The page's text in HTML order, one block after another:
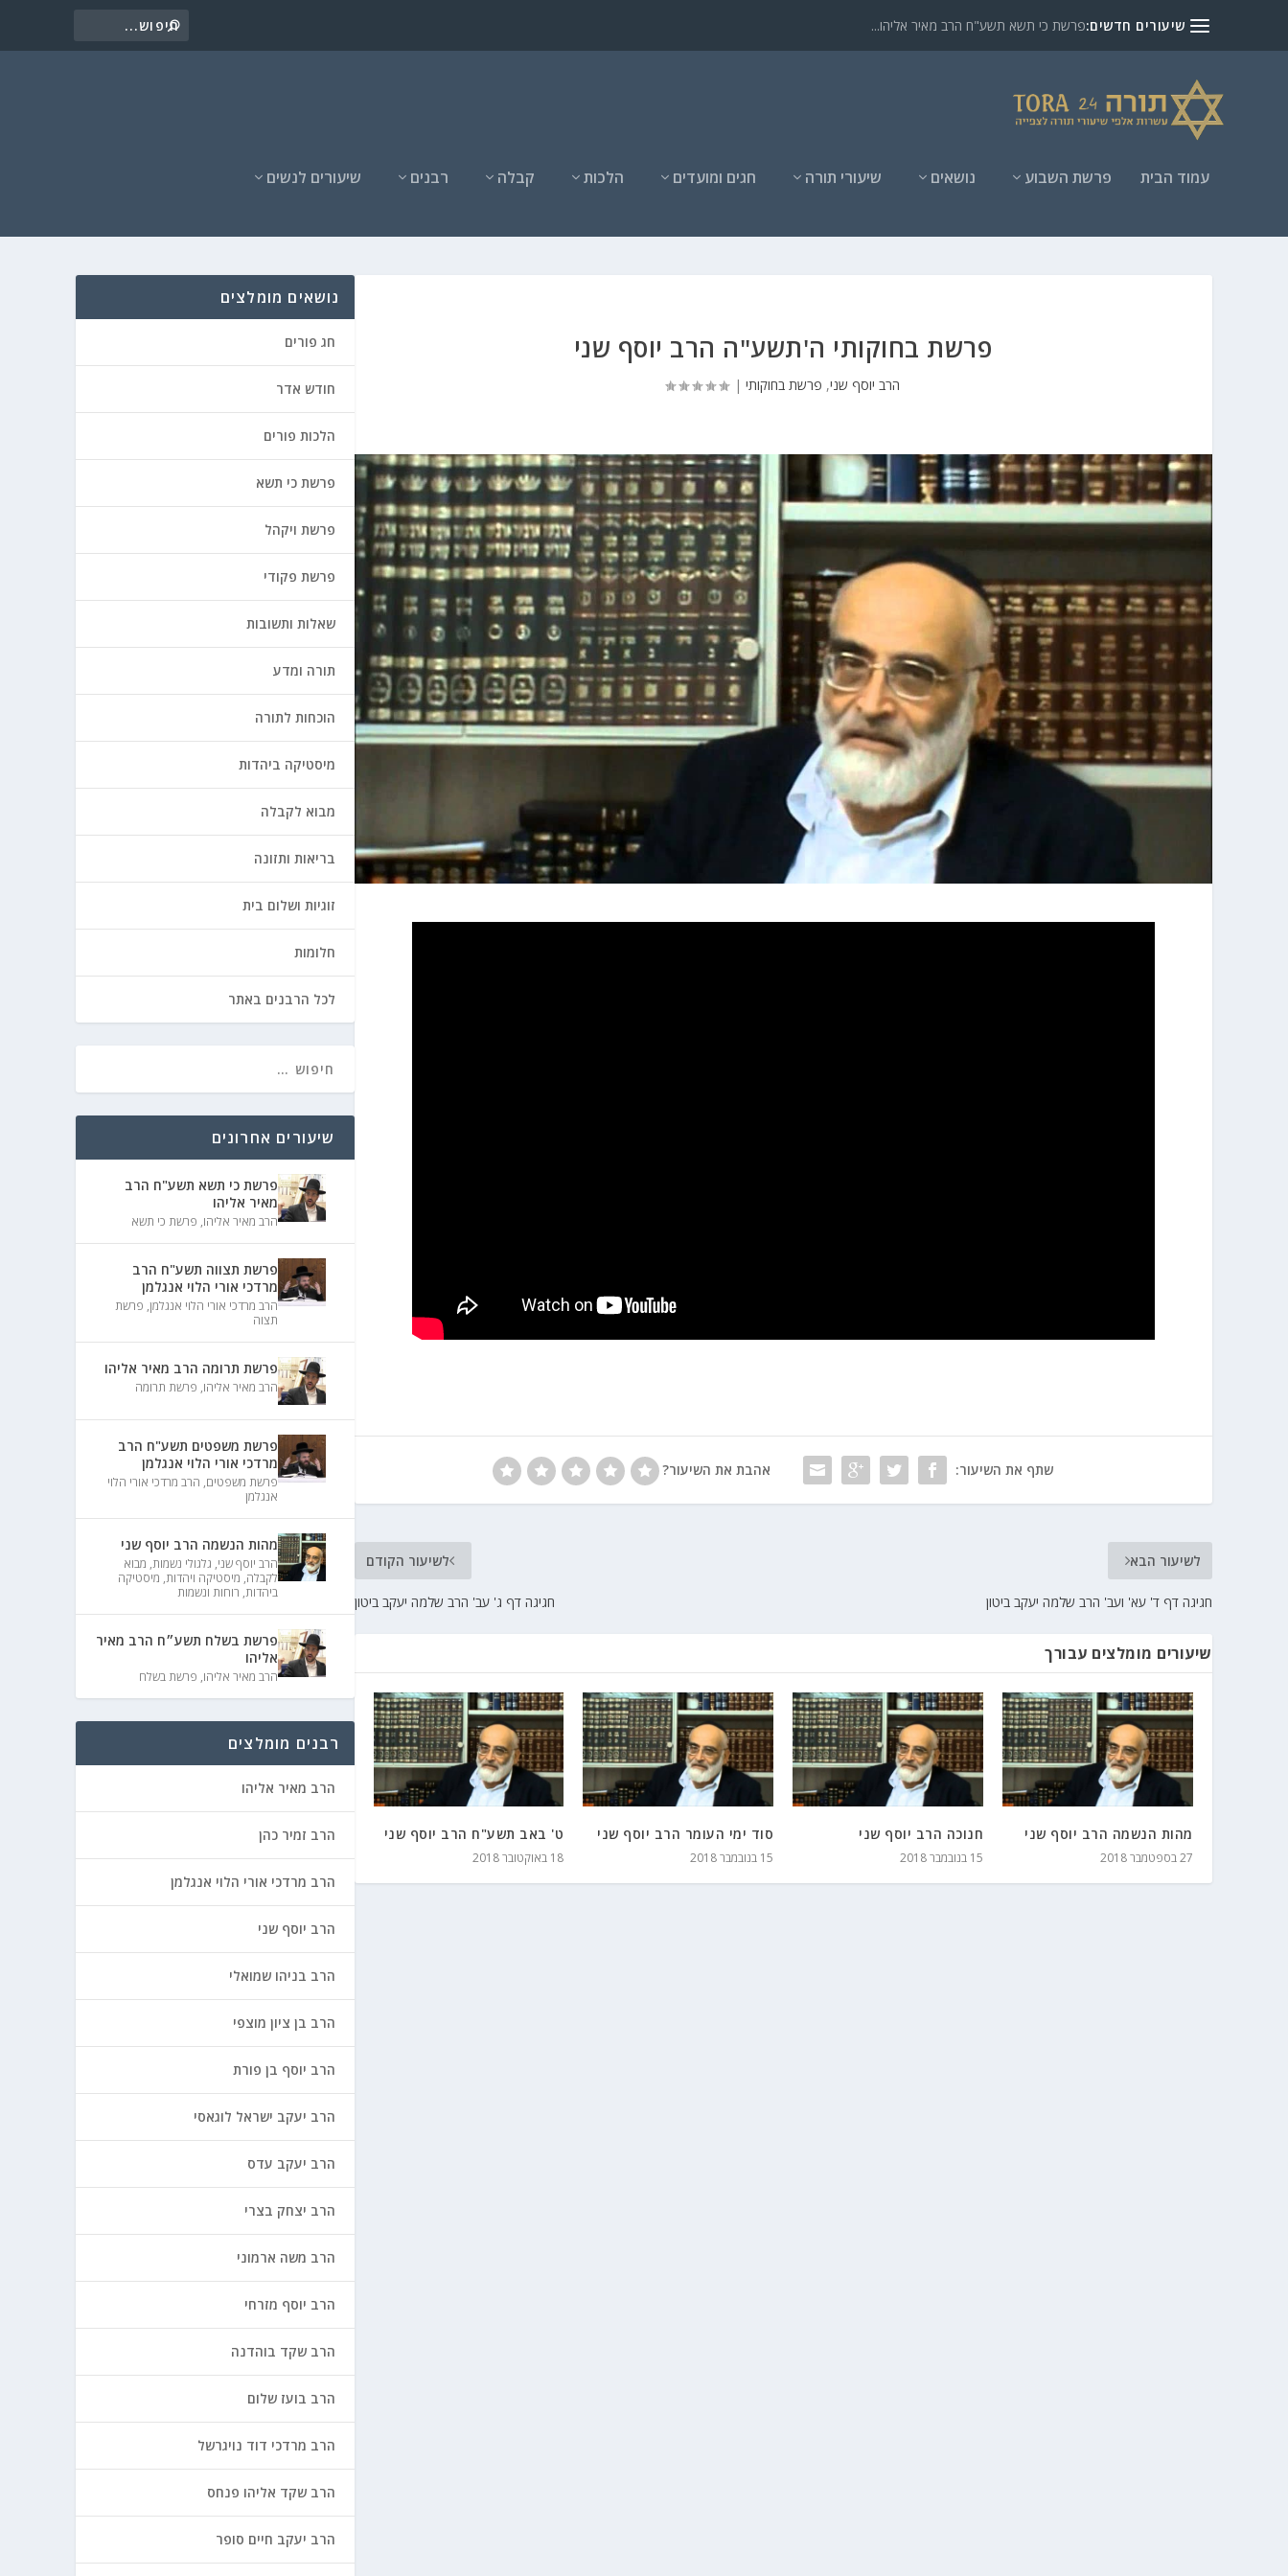
שיעורים חדשים:פרשת כי תשא תשע"ח הרב מאיר אליהו...
עמוד הבית פרשת השבוע נושאים שיעורי תורה חגים ומועדים הלכות קבלה רבנים שיעורים לנשים
פרשת בחוקותי ה'תשע"ה הרב יוסף שני
הרב יוסף שני, פרשת בחוקותי |
שתף את השיעור: אהבת את השיעור?
לשיעור הקודם
חגיגה דף ג' עב' הרב שלמה יעקב ביטון
לשיעור הבא
חגיגה דף ד' עא' ועב' הרב שלמה יעקב ביטון
שיעורים מומלצים עבורך
מהות הנשמה הרב יוסף שני
27 בספטמבר 2018
חנוכה הרב יוסף שני
15 בנובמבר 2018
סוד ימי העומר הרב יוסף שני
15 בנובמבר 2018
ט' באב תשע"ח הרב יוסף שני
18 באוקטובר 2018
נושאים מומלצים
חג פורים
חודש אדר
הלכות פורים
פרשת כי תשא
פרשת ויקהל
פרשת פקודי
שאלות ותשובות
תורה ומדע
הוכחות לתורה
מיסטיקה ביהדות
מבוא לקבלה
בריאות ותזונה
זוגיות ושלום בית
חלומות
לכל הרבנים באתר
שיעורים אחרונים
פרשת כי תשא תשע"ח הרב
מאיר אליהו
הרב מאיר אליהו, פרשת כי תשא
פרשת תצווה תשע"ח הרב
מרדכי אורי הלוי אנגלמן
הרב מרדכי אורי הלוי אנגלמן, פרשת
תצוה
פרשת תרומה הרב מאיר אליהו
הרב מאיר אליהו, פרשת תרומה
פרשת משפטים תשע"ח הרב
מרדכי אורי הלוי אנגלמן
פרשת משפטים, הרב מרדכי אורי הלוי
אנגלמן
מהות הנשמה הרב יוסף שני
הרב יוסף שני, גלגולי נשמות, מבוא
לקבלה, מיסטיקה ויהדות, מיסטיקה
ביהדות, רוחות ונשמות
פרשת בשלח תשע״ח הרב מאיר
אליהו
הרב מאיר אליהו, פרשת בשלח
רבנים מומלצים
הרב מאיר אליהו
הרב זמיר כהן
הרב מרדכי אורי הלוי אנגלמן
הרב יוסף שני
הרב בניהו שמואלי
הרב בן ציון מוצפי
הרב יוסף בן פורת
הרב יעקב ישראל לוגאסי
הרב יעקב עדס
הרב יצחק בצרי
הרב משה ארמוני
הרב יוסף מזרחי
הרב שקד בוהדנה
הרב בועז שלום
הרב מרדכי דוד נויגרשל
הרב שקד אליהו פנחס
הרב יעקב חיים סופר